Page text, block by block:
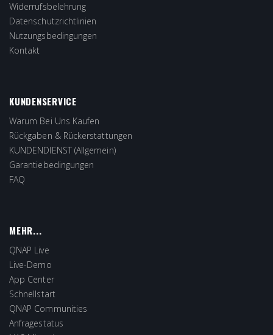
Widerrufsbelehrung
Datenschutzrichtlinien
Nutzungsbedingungen
Kontakt
KUNDENSERVICE
Warum Bei Uns Kaufen
Rückgaben & Rückerstattungen
KUNDENDIENST (Allgemein)
Garantiebedingungen
FAQ
MEHR...
QNAP Live
Live-Demo
App Center
Schnellstart
QNAP Communities
Anfragestatus